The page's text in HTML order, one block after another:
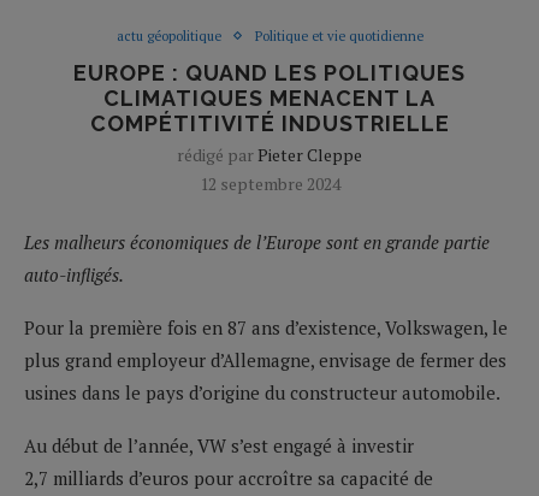
actu géopolitique Politique et vie quotidienne
EUROPE : QUAND LES POLITIQUES
CLIMATIQUES MENACENT LA
COMPÉTITIVITÉ INDUSTRIELLE
rédigé par Pieter Cleppe
12 septembre 2024
Les malheurs économiques de l’Europe sont en grande partie
auto-infligés.
Pour la première fois en 87 ans d’existence, Volkswagen, le
plus grand employeur d’Allemagne, envisage de fermer des
usines dans le pays d’origine du constructeur automobile.
Au début de l’année, VW s’est engagé à investir
2,7 milliards d’euros pour accroître sa capacité de